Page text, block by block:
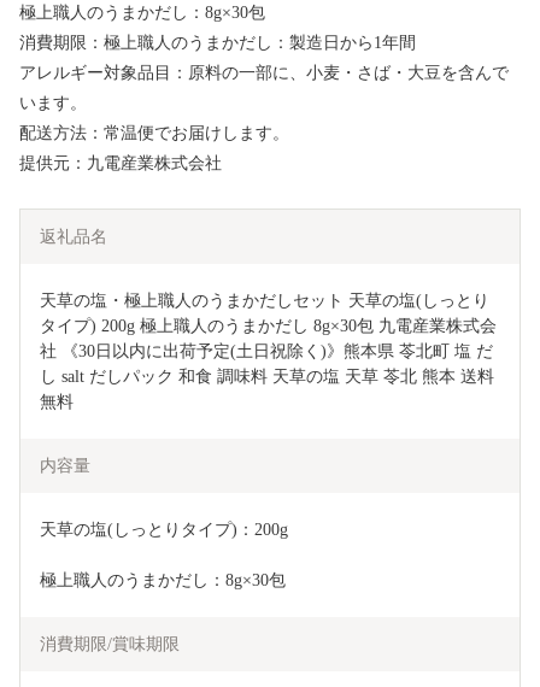
極上職人のうまかだし：8g×30包
消費期限：極上職人のうまかだし：製造日から1年間
アレルギー対象品目：原料の一部に、小麦・さば・大豆を含んで
います。
配送方法：常温便でお届けします。
提供元：九電産業株式会社
返礼品名
天草の塩・極上職人のうまかだしセット 天草の塩(しっとり
タイプ) 200g 極上職人のうまかだし 8g×30包 九電産業株式会
社 《30日以内に出荷予定(土日祝除く)》熊本県 苓北町 塩 だ
し salt だしパック 和食 調味料 天草の塩 天草 苓北 熊本 送料
無料
内容量
天草の塩(しっとりタイプ)：200g
極上職人のうまかだし：8g×30包
消費期限/賞味期限